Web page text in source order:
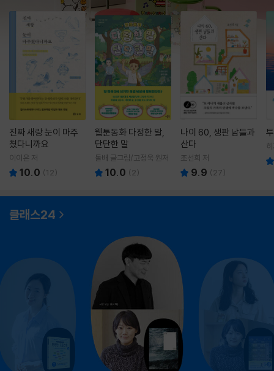
진짜 새랑 눈이 마주
쳤다니까요
이이은 저
10.0 (12)
웹툰동화 다정한 말,
단단한 말
돌배 글그림/고정욱 원저
10.0 ( 2)
나이 60, 생판 남들과
산다
조선희 저
9.9 ( 27)
클래스24